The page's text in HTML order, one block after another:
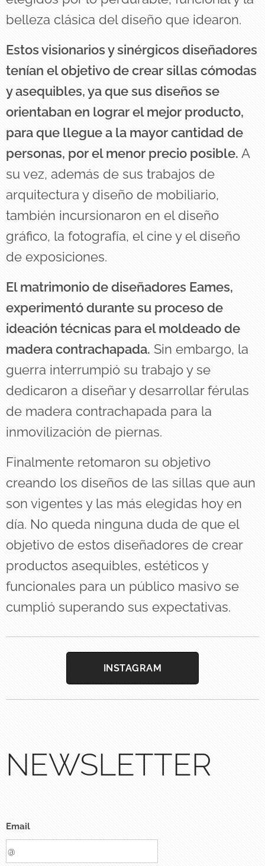
belleza clásica del diseño que idearon.
Estos visionarios y sinérgicos diseñadores
tenían el objetivo de crear sillas cómodas
y asequibles, ya que sus diseños se
orientaban en lograr el mejor producto,
para que llegue a la mayor cantidad de
personas, por el menor precio posible. A
su vez, además de sus trabajos de
arquitectura y diseño de mobiliario,
también incursionaron en el diseño
gráfico, la fotografía, el cine y el diseño
de exposiciones.
El matrimonio de diseñadores Eames,
experimentó durante su proceso de
ideación técnicas para el moldeado de
madera contrachapada. Sin embargo, la
guerra interrumpió su trabajo y se
dedicaron a diseñar y desarrollar férulas
de madera contrachapada para la
inmovilización de piernas.
Finalmente retomaron su objetivo
creando los diseños de las sillas que aun
son vigentes y las más elegidas hoy en
día. No queda ninguna duda de que el
objetivo de estos diseñadores de crear
productos asequibles, estéticos y
funcionales para un público masivo se
cumplió superando sus expectativas.
INSTAGRAM
NEWSLETTER
Email